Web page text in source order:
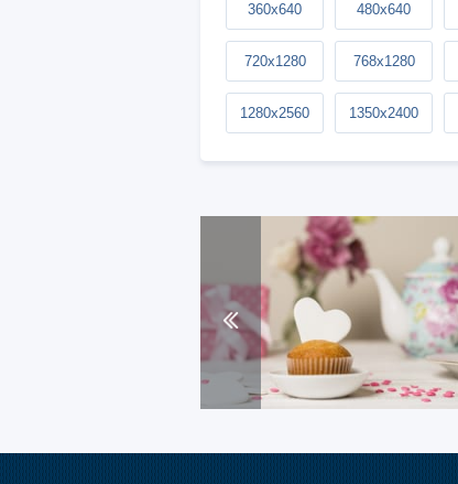
360x640 480x640
720x1280 768x1280
1280x2560 1350x2400